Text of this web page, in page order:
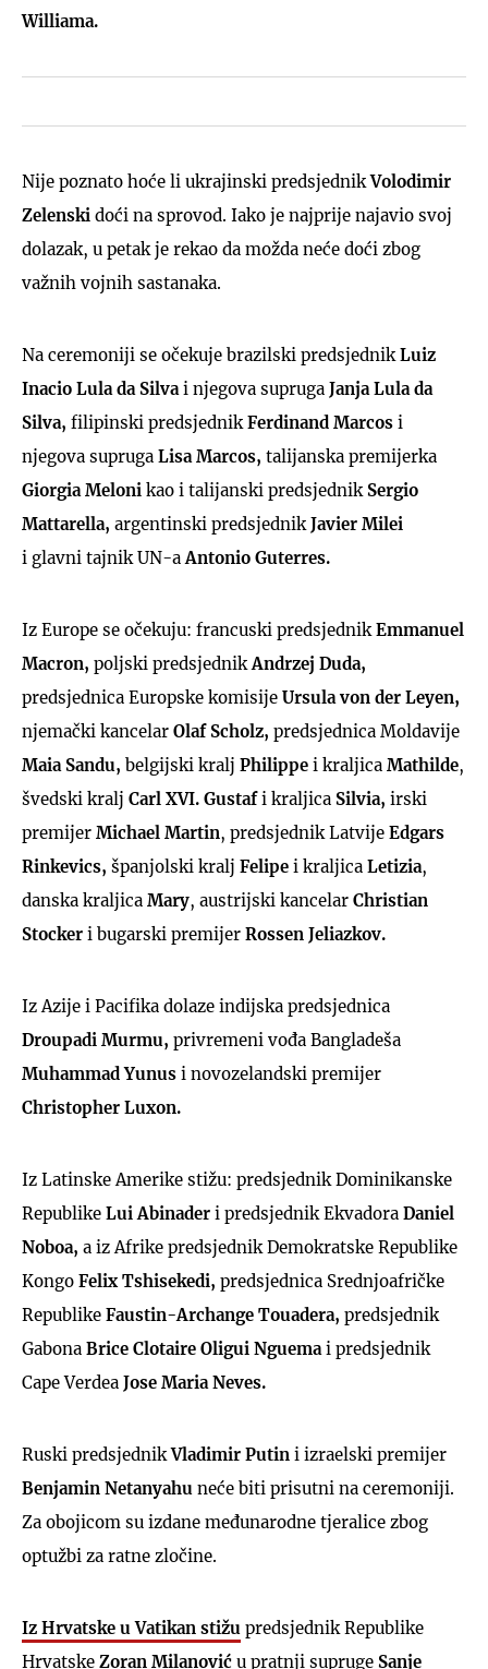
Williama.
Nije poznato hoće li ukrajinski predsjednikVolodimir
Zelenski doći na sprovod. Iako je najprije najavio svoj
dolazak, u petak je rekao da možda neće doći zbog
važnih vojnih sastanaka.
Na ceremoniji se očekuje brazilski predsjednik Luiz
Inacio Lula da Silva i njegova supruga Janja Lula da
Silva, filipinski predsjednik Ferdinand Marcos i
njegova supruga Lisa Marcos, talijanska premijerka
Giorgia Meloni kao i talijanski predsjednik Sergio
Mattarella, argentinski predsjednik Javier Milei
i glavni tajnik UN-a Antonio Guterres.
Iz Europe se očekuju: francuski predsjednik Emmanuel
Macron, poljski predsjednik Andrzej Duda,
predsjednica Europske komisije Ursula von der Leyen,
njemački kancelar Olaf Scholz, predsjednica Moldavije
Maia Sandu, belgijski kralj Philippe i kraljica Mathilde,
švedski kralj Carl XVI. Gustafi kraljica Silvia, irski
premijer Michael Martin, predsjednik Latvije Edgars
Rinkevics, španjolski kralj Felipe i kraljica Letizia,
danska kraljica Mary, austrijski kancelar Christian
Stocker i bugarski premijer Rossen Jeliazkov.
Iz Azije i Pacifika dolaze indijska predsjednica
Droupadi Murmu, privremeni vođa Bangladeša
Muhammad Yunus i novozelandski premijer
Christopher Luxon.
Iz Latinske Amerike stižu: predsjednik Dominikanske
Republike Lui Abinader i predsjednik Ekvadora Daniel
Noboa, a iz Afrike predsjednik Demokratske Republike
Kongo Felix Tshisekedi, predsjednica Srednjoafričke
Republike Faustin-Archange Touadera, predsjednik
Gabona Brice Clotaire Oligui Nguema i predsjednik
Cape Verdea Jose Maria Neves.
Ruski predsjednikVladimir Putin i izraelski premijer
Benjamin Netanyahu neće biti prisutni na ceremoniji.
Za obojicom su izdane međunarodne tjeralice zbog
optužbi za ratne zločine.
Iz Hrvatske u Vatikan stižu predsjednik Republike
Hrvatske Zoran Milanović u pratnji supruge Sanje